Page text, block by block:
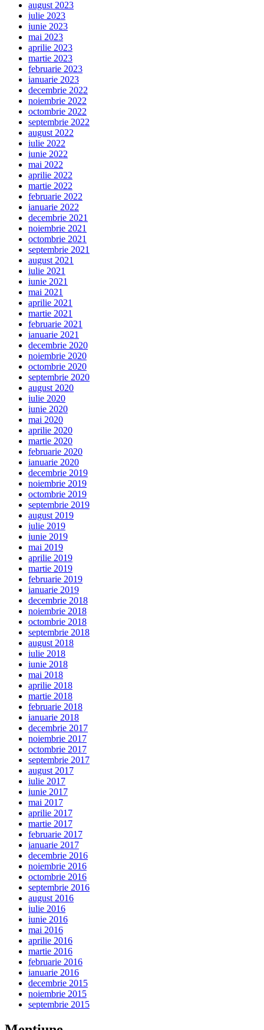
august 2023
iulie 2023
iunie 2023
mai 2023
aprilie 2023
martie 2023
februarie 2023
ianuarie 2023
decembrie 2022
noiembrie 2022
octombrie 2022
septembrie 2022
august 2022
iulie 2022
iunie 2022
mai 2022
aprilie 2022
martie 2022
februarie 2022
ianuarie 2022
decembrie 2021
noiembrie 2021
octombrie 2021
septembrie 2021
august 2021
iulie 2021
iunie 2021
mai 2021
aprilie 2021
martie 2021
februarie 2021
ianuarie 2021
decembrie 2020
noiembrie 2020
octombrie 2020
septembrie 2020
august 2020
iulie 2020
iunie 2020
mai 2020
aprilie 2020
martie 2020
februarie 2020
ianuarie 2020
decembrie 2019
noiembrie 2019
octombrie 2019
septembrie 2019
august 2019
iulie 2019
iunie 2019
mai 2019
aprilie 2019
martie 2019
februarie 2019
ianuarie 2019
decembrie 2018
noiembrie 2018
octombrie 2018
septembrie 2018
august 2018
iulie 2018
iunie 2018
mai 2018
aprilie 2018
martie 2018
februarie 2018
ianuarie 2018
decembrie 2017
noiembrie 2017
octombrie 2017
septembrie 2017
august 2017
iulie 2017
iunie 2017
mai 2017
aprilie 2017
martie 2017
februarie 2017
ianuarie 2017
decembrie 2016
noiembrie 2016
octombrie 2016
septembrie 2016
august 2016
iulie 2016
iunie 2016
mai 2016
aprilie 2016
martie 2016
februarie 2016
ianuarie 2016
decembrie 2015
noiembrie 2015
septembrie 2015